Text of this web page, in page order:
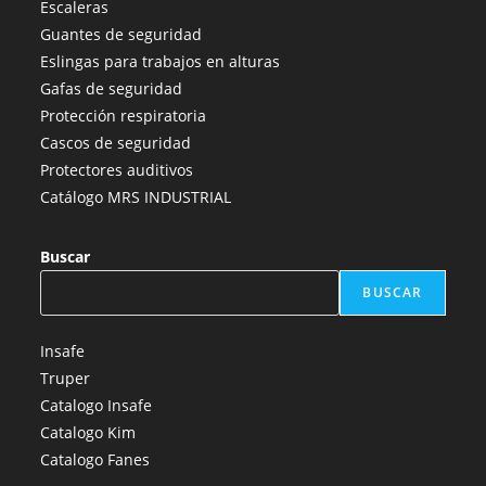
una
nueva
pestaña
una
nueva
pestaña
una
nueva
pestaña
nueva
Escaleras
Guantes de seguridad
Eslingas para trabajos en alturas
Gafas de seguridad
Protección respiratoria
Cascos de seguridad
Protectores auditivos
Catálogo MRS INDUSTRIAL
Buscar
BUSCAR
Insafe
Truper
Catalogo Insafe
Catalogo Kim
Catalogo Fanes